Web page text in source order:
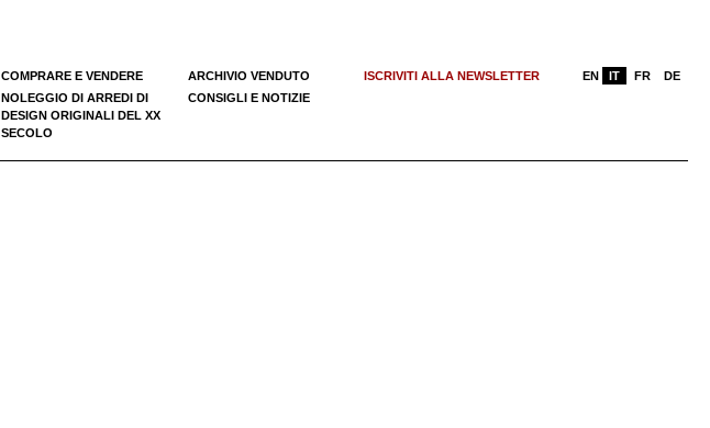
COMPRARE E VENDERE ARCHIVIO VENDUTO
ISCRIVITI ALLA NEWSLETTER
NOLEGGIO DI ARREDI DI
DESIGN ORIGINALI DEL XX
SECOLO
CONSIGLI E NOTIZIE
EN IT FR DE